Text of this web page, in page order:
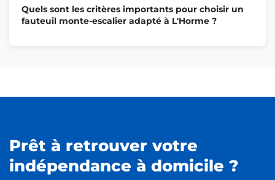
Quels sont les critères importants pour choisir un
fauteuil monte-escalier adapté à L'Horme ?
Prêt à retrouver votre
indépendance à domicile ?